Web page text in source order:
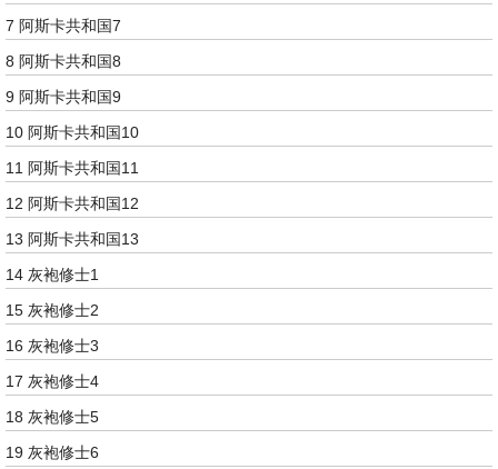
7 阿斯卡共和国7
8 阿斯卡共和国8
9 阿斯卡共和国9
10 阿斯卡共和国10
11 阿斯卡共和国11
12 阿斯卡共和国12
13 阿斯卡共和国13
14 灰袍修士1
15 灰袍修士2
16 灰袍修士3
17 灰袍修士4
18 灰袍修士5
19 灰袍修士6